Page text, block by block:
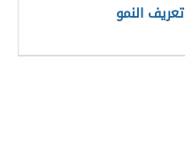
تعريف النمو